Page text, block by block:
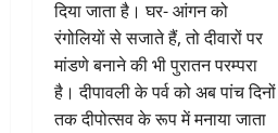
दिया जाता है। घर- आंगन को
रंगोलियाें से सजाते हैं, तो दीवारों पर
मांडणे बनाने की भी पुरातन परम्परा
है। दीपावली के पर्व को अब पांच दिनों
तक दीपोत्सव के रूप में मनाया जाता